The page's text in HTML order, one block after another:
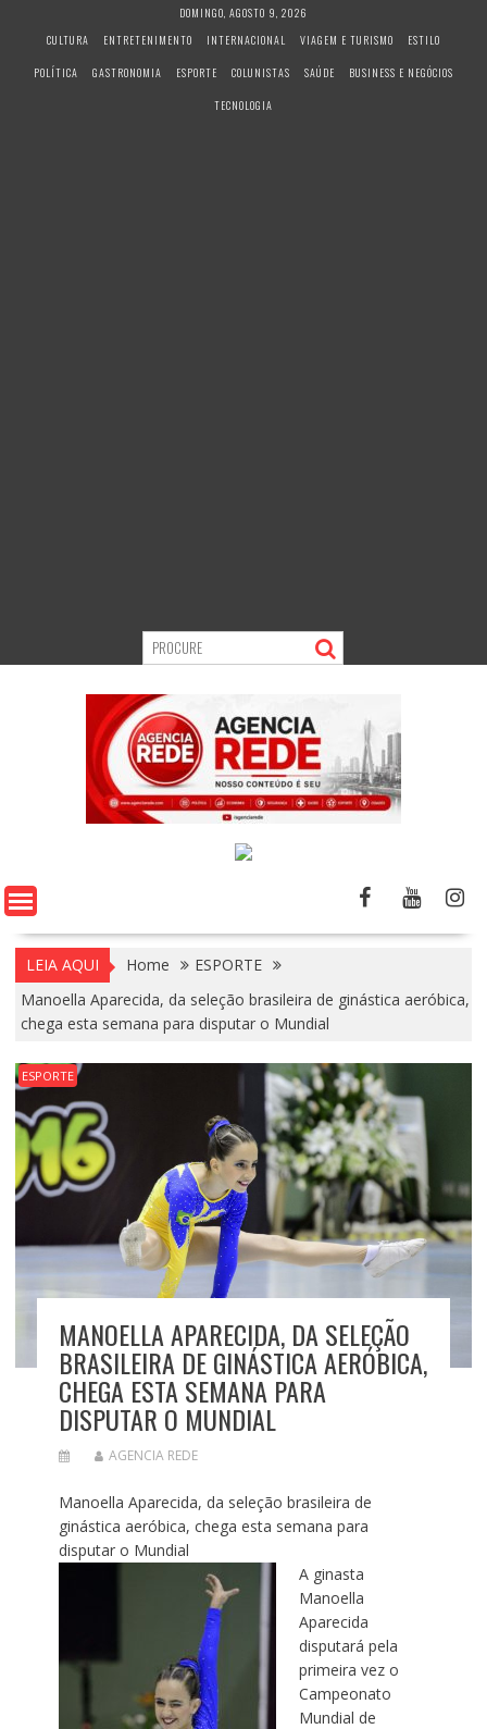
DOMINGO, AGOSTO 9, 2026
CULTURA
ENTRETENIMENTO INTERNACIONAL VIAGEM E TURISMO
ESTILO
POLÍTICA
GASTRONOMIA ESPORTE COLUNISTAS SAÚDE
BUSINESS E NEGÓCIOS
TECNOLOGIA
LEIA AQUI Home
ESPORTE
Manoella Aparecida, da seleção brasileira de ginástica aeróbica,
chega esta semana para disputar o Mundial
ESPORTE
MANOELLA APARECIDA, DA SELEÇÃO
BRASILEIRA DE GINÁSTICA AERÓBICA,
CHEGA ESTA SEMANA PARA
DISPUTAR O MUNDIAL
AGENCIA REDE
Manoella Aparecida, da seleção brasileira de
ginástica aeróbica, chega esta semana para
disputar o Mundial
A ginasta
Manoella
Aparecida
disputará pela
primeira vez o
Campeonato
Mundial de